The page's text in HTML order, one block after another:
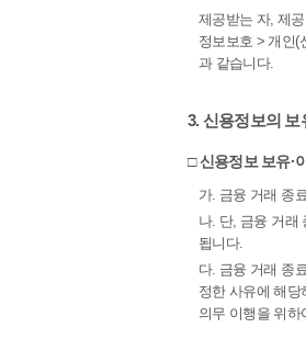
제공받는 자, 제
정보보호 > 개인(
과 같습니다.
3. 신용정보의
□ 신용정보 보유·
가. 금융 거래 종
나. 단, 금융 거래
됩니다.
다. 금융 거래 종
정한 사유에 해
의무 이행을 위하